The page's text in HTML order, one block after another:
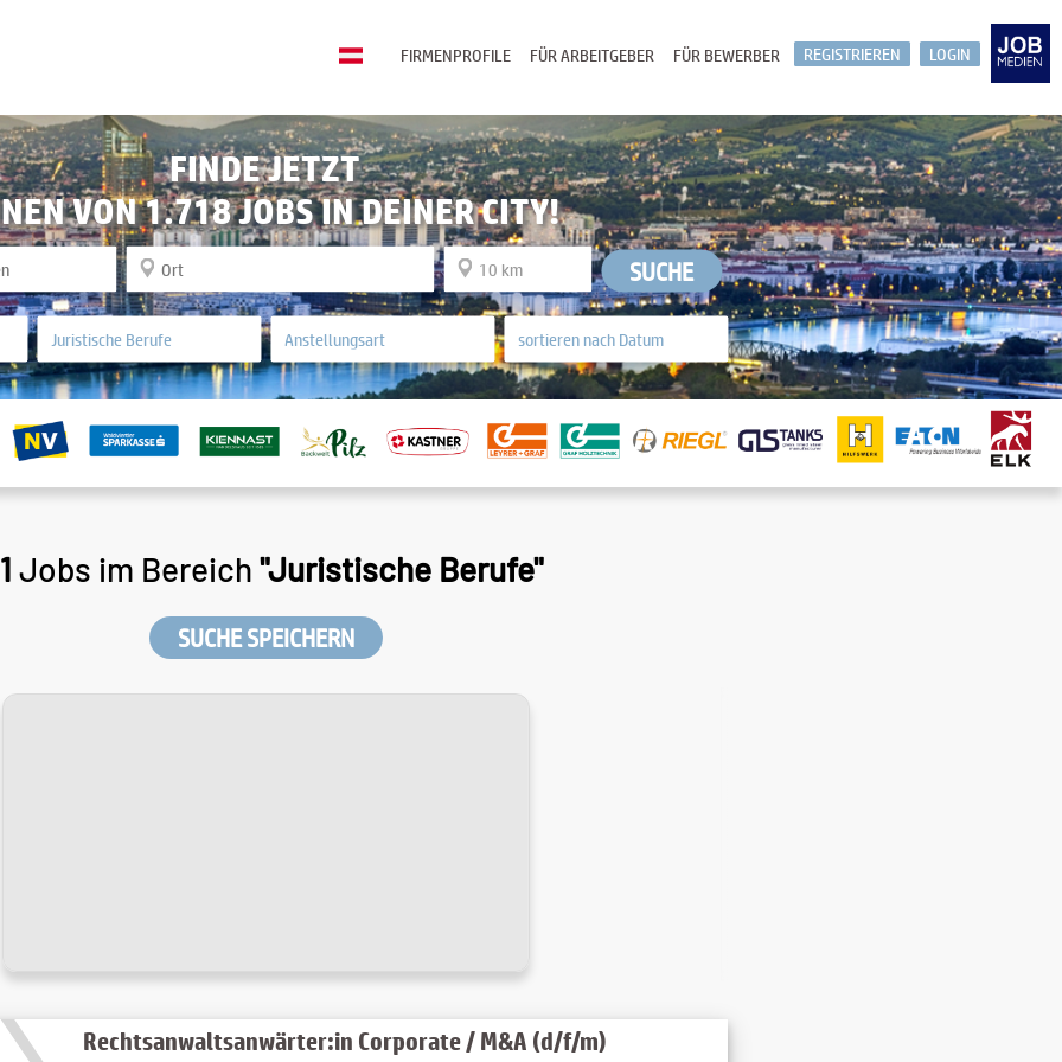
LOGIN
REGISTRIEREN
FÜR BEWERBER
FÜR ARBEITGEBER
FIRMENPROFILE
FINDE JETZT
VON 1.718 JOBS IN DEINER CITY!
SUCHE
Jobs im Bereich "Juristische Berufe"
SUCHE SPEICHERN
Rechtsanwaltsanwärter:in Corporate / M&A (d/f/m)